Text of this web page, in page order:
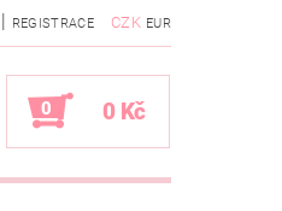
CZK EUR
| REGISTRACE
0 0 Kč